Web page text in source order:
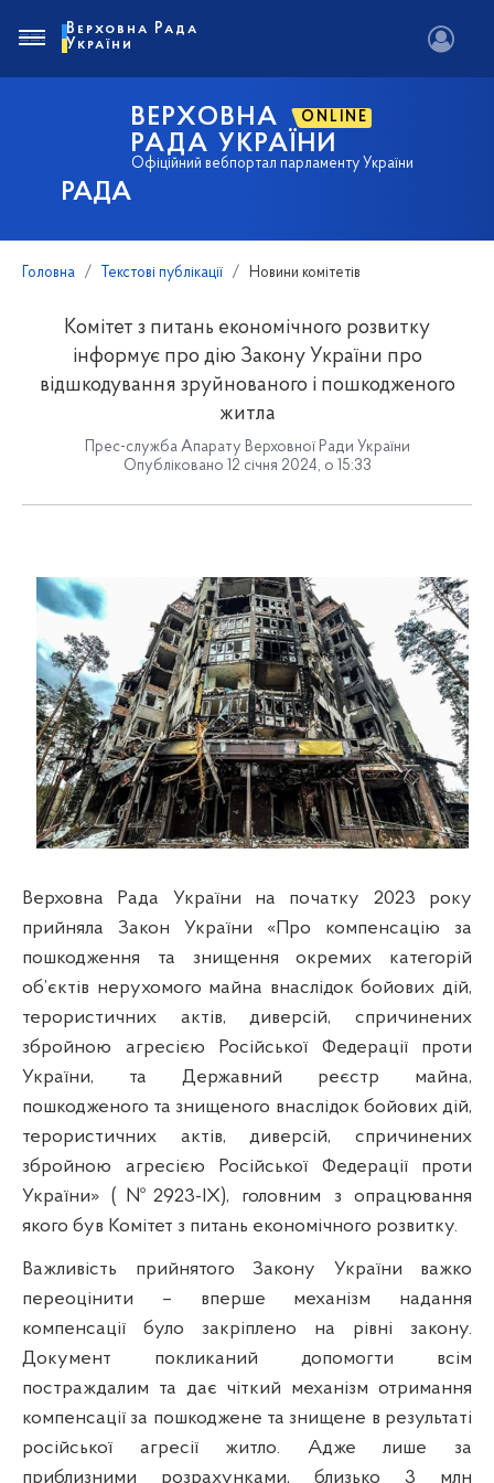
РАДА
ВЕРХОВНА ONLINE
РАДА УКРАЇНИ
Офіційний вебпортал парламенту України
Верховна Рада
України
Головна Текстові публікації Новини комітетів
Комітет з питань економічного розвитку
інформує про дію Закону України про
відшкодування зруйнованого і пошкодженого
житла
Прес-служба Апарату Верховної Ради України
Опубліковано 12 січня 2024, о 15:33
Верховна Рада України на початку 2023 року
прийняла Закон України «Про компенсацію за
пошкодження та знищення окремих категорій
об’єктів нерухомого майна внаслідок бойових дій,
терористичних актів, диверсій, спричинених
збройною агресією Російської Федерації проти
України, та Державний реєстр майна,
пошкодженого та знищеного внаслідок бойових дій,
терористичних актів, диверсій, спричинених
збройною агресією Російської Федерації проти
України» (№2923-IX), головним з опрацювання
якого був Комітет з питань економічного розвитку.
Важливість прийнятого Закону України важко
переоцінити – вперше механізм надання
компенсації було закріплено на рівні закону.
Документ покликаний допомогти всім
постраждалим та дає чіткий механізм отримання
компенсації за пошкоджене та знищене в результаті
російської агресії житло. Адже лише за
приблизними розрахунками, близько 3 млн